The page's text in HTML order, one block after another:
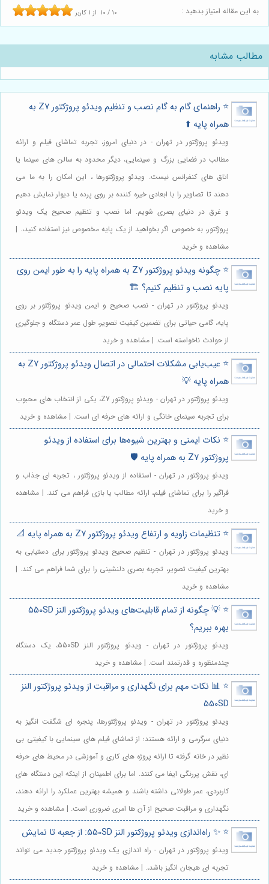
به این مقاله امتیاز بدهید : 10 / 10 از 1 کاربر
مطالب مشابه
⭐️ راهنمای گام به گام نصب و تنظیم ویدئو پروژکتور Z7 به
همراه پایه ⬆️
ویدئو پروژکتور در تهران - در دنیای امروز، تجربه تماشای فیلم و ارائه
مطالب در فضایی بزرگ و سینمایی، دیگر محدود به سالن های سینما یا
اتاق های کنفرانس نیست. ویدئو پروژکتورها ، این امکان را به ما می
دهند تا تصاویر را با ابعادی خیره کننده بر روی پرده یا دیوار نمایش دهیم
و غرق در دنیای بصری شویم. اما نصب و تنظیم صحیح یک ویدئو
پروژکتور، به خصوص اگر بخواهید از یک پایه مخصوص نیز استفاده کنید،. |
مشاهده و خرید
⭐️ چگونه ویدئو پروژکتور Z7 به همراه پایه را به طور ایمن روی
پایه نصب و تنظیم کنیم؟ 🏗️
ویدئو پروژکتور در تهران - نصب صحیح و ایمن ویدئو پروژکتور بر روی
پایه، گامی حیاتی برای تضمین کیفیت تصویر، طول عمر دستگاه و جلوگیری
از حوادث ناخواسته است. | مشاهده و خرید
⭐️ عیب‌یابی مشکلات احتمالی در اتصال ویدئو پروژکتور Z7 به
همراه پایه 💡
ویدئو پروژکتور در تهران - ویدئو پروژکتور Z7، یکی از انتخاب های محبوب
برای تجربه سینمای خانگی و ارائه های حرفه ای است. | مشاهده و خرید
⭐️ نکات ایمنی و بهترین شیوه‌ها برای استفاده از ویدئو
پروژکتور Z7 به همراه پایه 🛡️
ویدئو پروژکتور در تهران - استفاده از ویدئو پروژکتور ، تجربه ای جذاب و
فراگیر را برای تماشای فیلم، ارائه مطالب یا بازی فراهم می کند. | مشاهده
و خرید
⭐️ تنظیمات زاویه و ارتفاع ویدئو پروژکتور Z7 به همراه پایه 📐
ویدئو پروژکتور در تهران - تنظیم صحیح ویدئو پروژکتور برای دستیابی به
بهترین کیفیت تصویر، تجربه بصری دلنشینی را برای شما فراهم می کند. |
مشاهده و خرید
⭐️ 💡 چگونه از تمام قابلیت‌های ویدئو پروژکتور النز 550SD
بهره ببریم؟
ویدئو پروژکتور در تهران - ویدئو پروژکتور النز 550SD، یک دستگاه
چندمنظوره و قدرتمند است. | مشاهده و خرید
⭐️ 📊 نکات مهم برای نگهداری و مراقبت از ویدئو پروژکتور النز
550SD
ویدئو پروژکتور در تهران - ویدئو پروژکتورها، پنجره ای شگفت انگیز به
دنیای سرگرمی و ارائه هستند؛ از تماشای فیلم های سینمایی با کیفیتی بی
نظیر در خانه گرفته تا ارائه پروژه های کاری و آموزشی در محیط های حرفه
ای، نقش پررنگی ایفا می کنند. اما برای اطمینان از اینکه این دستگاه های
کاربردی، عمر طولانی داشته باشند و همیشه بهترین عملکرد را ارائه دهند،
نگهداری و مراقبت صحیح از آن ها امری ضروری است. | مشاهده و خرید
⭐️ ✨ راه‌اندازی ویدئو پروژکتور النز 550SD: از جعبه تا نمایش
ویدئو پروژکتور در تهران - راه اندازی یک ویدئو پروژکتور جدید می تواند
تجربه ای هیجان انگیز باشد،. | مشاهده و خرید